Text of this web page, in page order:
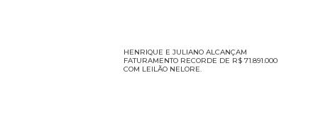
HENRIQUE E JULIANO ALCANÇAM
FATURAMENTO RECORDE DE R$ 71.891.000
COM LEILÃO NELORE.